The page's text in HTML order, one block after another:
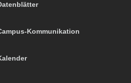
Kommunikation